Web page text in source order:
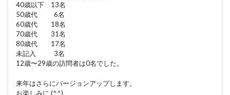
40歳以下 13名
50歳代 6名
60歳代 18名
70歳代 31名
80歳代 17名
未記入 3名
12歳〜29歳の訪問者は0名でした。
来年はさらにバージョンアップします。
お楽しみに (^^)